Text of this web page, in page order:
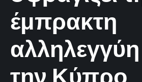
έμπρακτη
την Κύπρο